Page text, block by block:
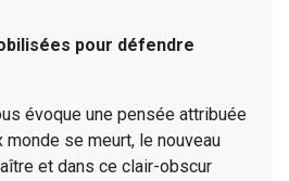
pour défendre
évoque une pensée attribuée
monde se meurt, le nouveau
et dans ce clair-obscur